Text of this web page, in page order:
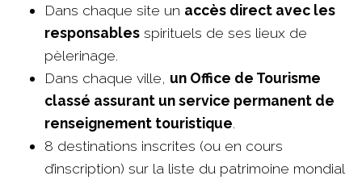
Dans chaque site un accès direct avec les
responsables spirituels de ses lieux de
pèlerinage.
Dans chaque ville, un Office de Tourisme
classé assurant un service permanent de
renseignement touristique.
8 destinations inscrites (ou en cours
d’inscription) sur la liste du patrimoine mondial